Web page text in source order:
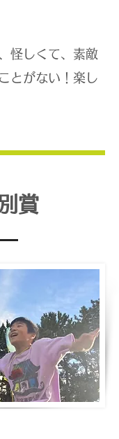
怪しくて、素敵
とがない！楽し
賞